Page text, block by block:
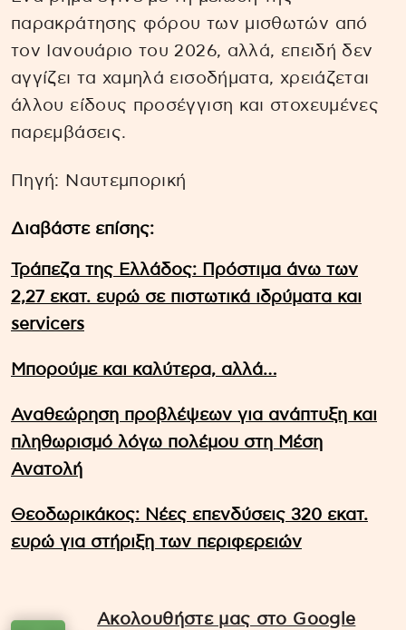
παρακράτησης φόρου των μισθωτών από
τον Ιανουάριο του 2026, αλλά, επειδή δεν
αγγίζει τα χαμηλά εισοδήματα, χρειάζεται
άλλου είδους προσέγγιση και στοχευμένες
παρεμβάσεις.
Πηγή: Ναυτεμπορική
Διαβάστε επίσης:
Τράπεζα της Ελλάδος: Πρόστιμα άνω των
2,27 εκατ. ευρώ σε πιστωτικά ιδρύματα και
servicers
Μπορούμε και καλύτερα, αλλά…
Αναθεώρηση προβλέψεων για ανάπτυξη και
πληθωρισμό λόγω πολέμου στη Μέση
Ανατολή
Θεοδωρικάκος: Νέες επενδύσεις 320 εκατ.
ευρώ για στήριξη των περιφερειών
Ακολουθήστε μας στο Google